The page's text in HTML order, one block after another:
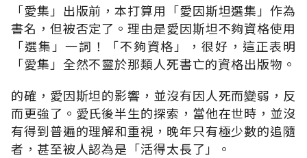
「愛集」出版前，本打算用「愛因斯坦選集」作為
書名，但被否定了。理由是愛因斯坦不夠資格使用
「選集」一詞！「不夠資格」，很好，這正表明
「愛集」全然不靈於那類人死書亡的資格出版物。
的確，愛因斯坦的影響，並沒有因人死而變弱，反
而更強了。愛氏後半生的探索，當他在世時，並沒
有得到普遍的理解和重視，晚年只有極少數的追隨
者，甚至被人認為是「活得太長了」。